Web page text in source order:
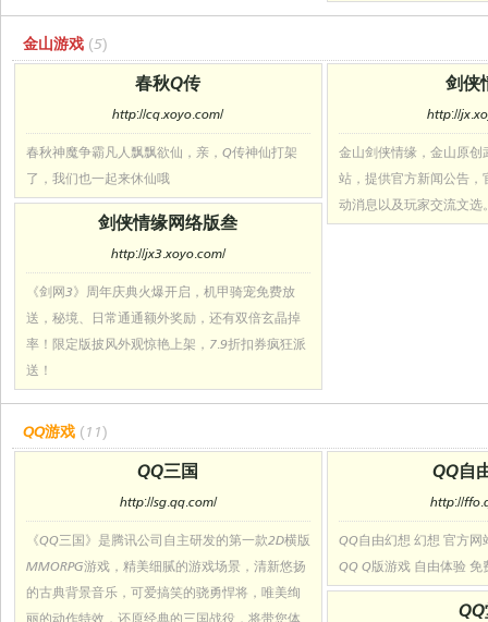
金山游戏 (5)
春秋Q传
http://cq.xoyo.com/
春秋神魔争霸凡人飘飘欲仙，亲，Q传神仙打架
了，我们也一起来休仙哦
剑侠
http://
金山剑侠情缘，金山原创
站，提供官方新闻公告，
动消息以及玩家交流文选
剑侠情缘网络版叁
http://jx3.xoyo.com/
《剑网3》周年庆典火爆开启，机甲骑宠免费放
送，秘境、日常通通额外奖励，还有双倍玄晶掉
率！限定版披风外观惊艳上架，7.9折扣券疯狂派
送！
QQ游戏 (11)
QQ三国
http://sg.qq.com/
《QQ三国》是腾讯公司自主研发的第一款2D横版
MMORPG游戏，精美细腻的游戏场景，清新悠扬
的古典背景音乐，可爱搞笑的骁勇悍将，唯美绚
丽的动作特效，还原经典的三国战役，将带您体
QQ自
http://
QQ自由幻想 幻想 官方网
QQ Q版游戏 自由体验 免